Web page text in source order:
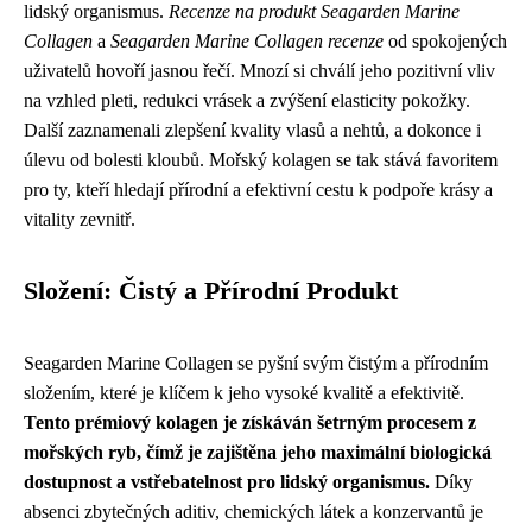
lidský organismus. Recenze na produkt Seagarden Marine
Collagen a Seagarden Marine Collagen recenze od spokojených
uživatelů hovoří jasnou řečí. Mnozí si chválí jeho pozitivní vliv
na vzhled pleti, redukci vrásek a zvýšení elasticity pokožky.
Další zaznamenali zlepšení kvality vlasů a nehtů, a dokonce i
úlevu od bolesti kloubů. Mořský kolagen se tak stává favoritem
pro ty, kteří hledají přírodní a efektivní cestu k podpoře krásy a
vitality zevnitř.
Složení: Čistý a Přírodní Produkt
Seagarden Marine Collagen se pyšní svým čistým a přírodním
složením, které je klíčem k jeho vysoké kvalitě a efektivitě.
Tento prémiový kolagen je získáván šetrným procesem z
mořských ryb, čímž je zajištěna jeho maximální biologická
dostupnost a vstřebatelnost pro lidský organismus. Díky
absenci zbytečných aditiv, chemických látek a konzervantů je